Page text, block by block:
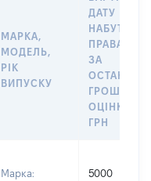
МАРКА,
МОДЕЛЬ,
РІК
ВИПУСКУ
ДАТУ
НАБУТТЯ
ПРАВА АБО
ЗА
ОЦІНКОЮ,
ГРН
Марка:
5000